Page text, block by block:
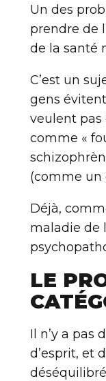
Un des
prendre de
de la santé
C’est un
gens
veulent pas
comme «
(comme un
Déjà,
maladie de
LE
Il n’y a pas
d’esprit, et